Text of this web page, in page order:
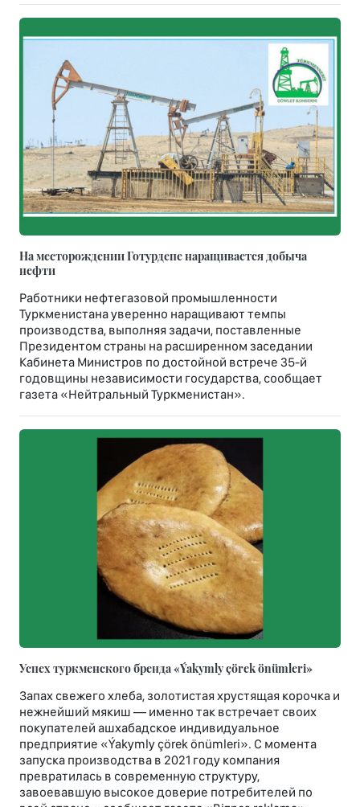
На месторождении Готурдепе наращивается добыча
нефти
Работники нефтегазовой промышленности
Туркменистана уверенно наращивают темпы
производства, выполняя задачи, поставленные
Президентом страны на расширенном заседании
Кабинета Министров по достойной встрече 35-й
годовщины независимости государства, сообщает
газета «Нейтральный Туркменистан».
Успех туркменского бренда «Ýakymly çörek önümleri»
Запах свежего хлеба, золотистая хрустящая корочка и
нежнейший мякиш — именно так встречает своих
покупателей ашхабадское индивидуальное
предприятие «Ýakymly çörek önümleri». С момента
запуска производства в 2021 году компания
превратилась в современную структуру,
завоевавшую высокое доверие потребителей по